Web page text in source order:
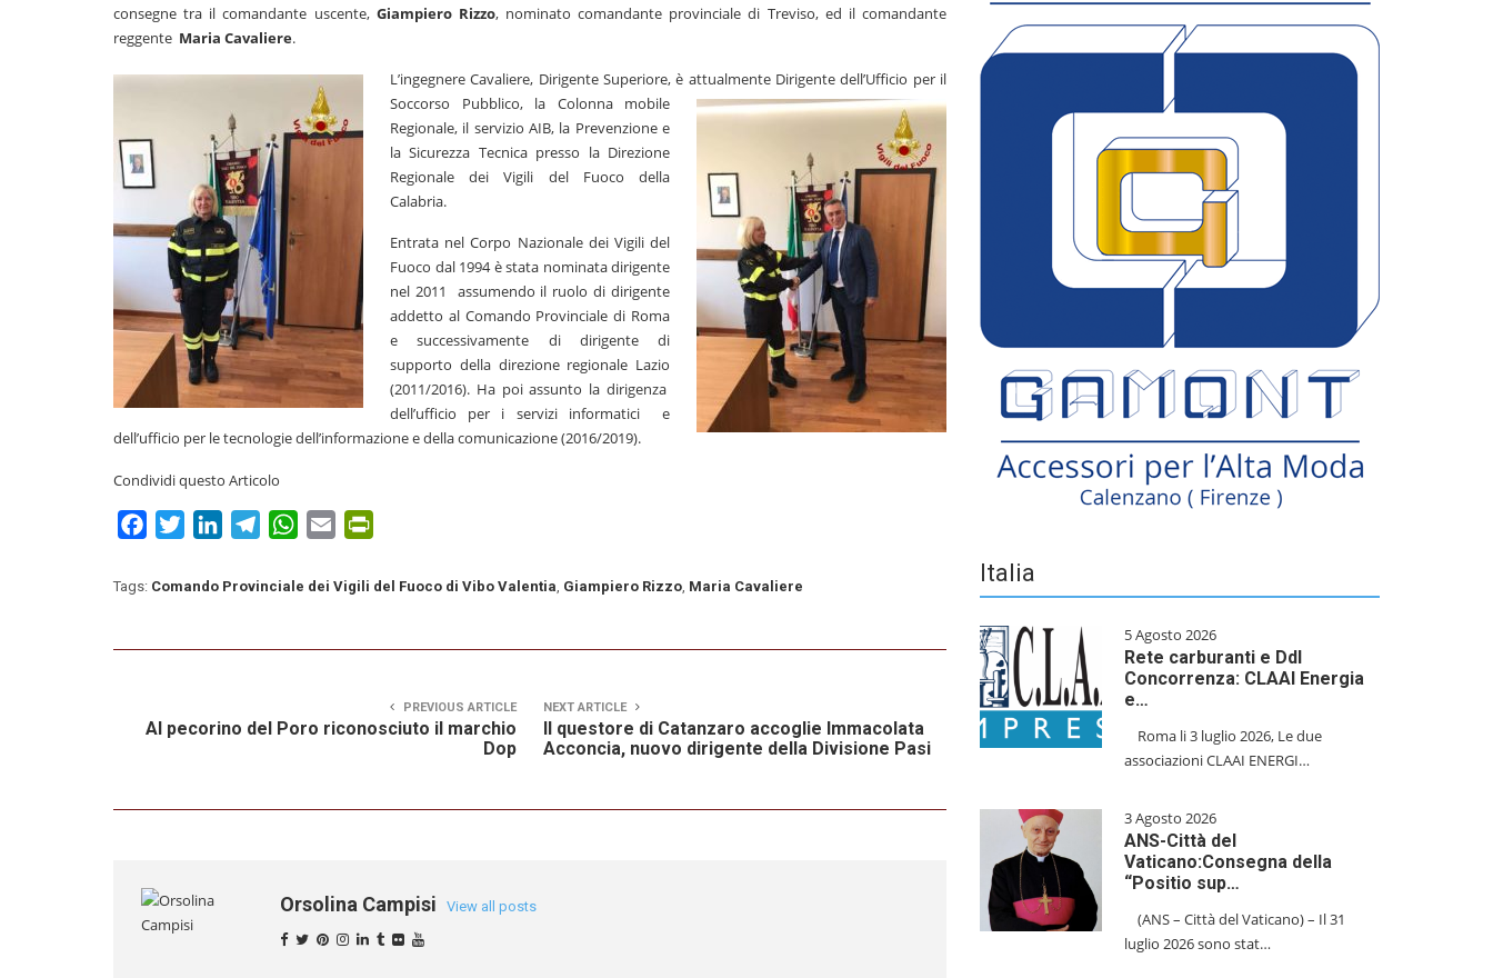
consegne tra il comandante uscente, Giampiero Rizzo, nominato comandante provinciale di Treviso, ed il comandante
reggente Maria Cavaliere.
L’ingegnere Cavaliere, Dirigente Superiore, è attualmente Dirigente dell’Ufficio per il
Soccorso Pubblico, la Colonna mobile
Regionale, il servizio AIB, la Prevenzione e
la Sicurezza Tecnica presso la Direzione
Regionale dei Vigili del Fuoco della
Calabria.
Entrata nel Corpo Nazionale dei Vigili del
Fuoco dal 1994 è stata nominata dirigente
nel 2011 assumendo il ruolo di dirigente
addetto al Comando Provinciale di Roma
e successivamente di dirigente di
supporto della direzione regionale Lazio
(2011/2016). Ha poi assunto la dirigenza
dell’ufficio per i servizi informatici e
dell’ufficio per le tecnologie dell’informazione e della comunicazione (2016/2019).
Condividi questo Articolo
FacebookTwitterLinkedInTelegramWhatsApp
Email
Tags: Comando Provinciale dei Vigili del Fuoco di Vibo Valentia, Giampiero Rizzo, Maria Cavaliere
PREVIOUS ARTICLE
Al pecorino del Poro riconosciuto il marchio
Dop
NEXT ARTICLE
Il questore di Catanzaro accoglie Immacolata
Acconcia, nuovo dirigente della Divisione Pasi
Orsolina Campisi View all posts
Italia
5 Agosto 2026
Rete carburanti e Ddl
Concorrenza: CLAAI Energia
e…
​Roma li 3 luglio 2026, Le due
associazioni CLAAI ENERGI…
3 Agosto 2026
ANS-Città del
Vaticano:Consegna della
“Positio sup…
(ANS – Città del Vaticano) – Il 31
luglio 2026 sono stat…